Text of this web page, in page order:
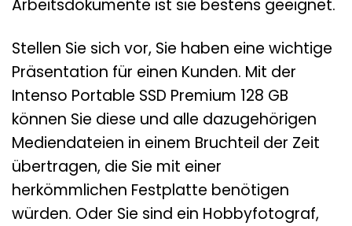
Arbeitsdokumente ist sie bestens geeignet.
Stellen Sie sich vor, Sie haben eine wichtige
Präsentation für einen Kunden. Mit der
Intenso Portable SSD Premium 128 GB
können Sie diese und alle dazugehörigen
Mediendateien in einem Bruchteil der Zeit
übertragen, die Sie mit einer
herkömmlichen Festplatte benötigen
würden. Oder Sie sind ein Hobbyfotograf,